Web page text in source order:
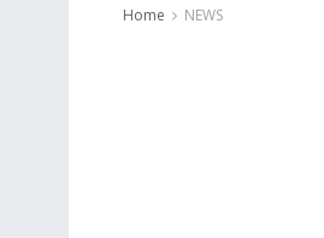
Home NEWS